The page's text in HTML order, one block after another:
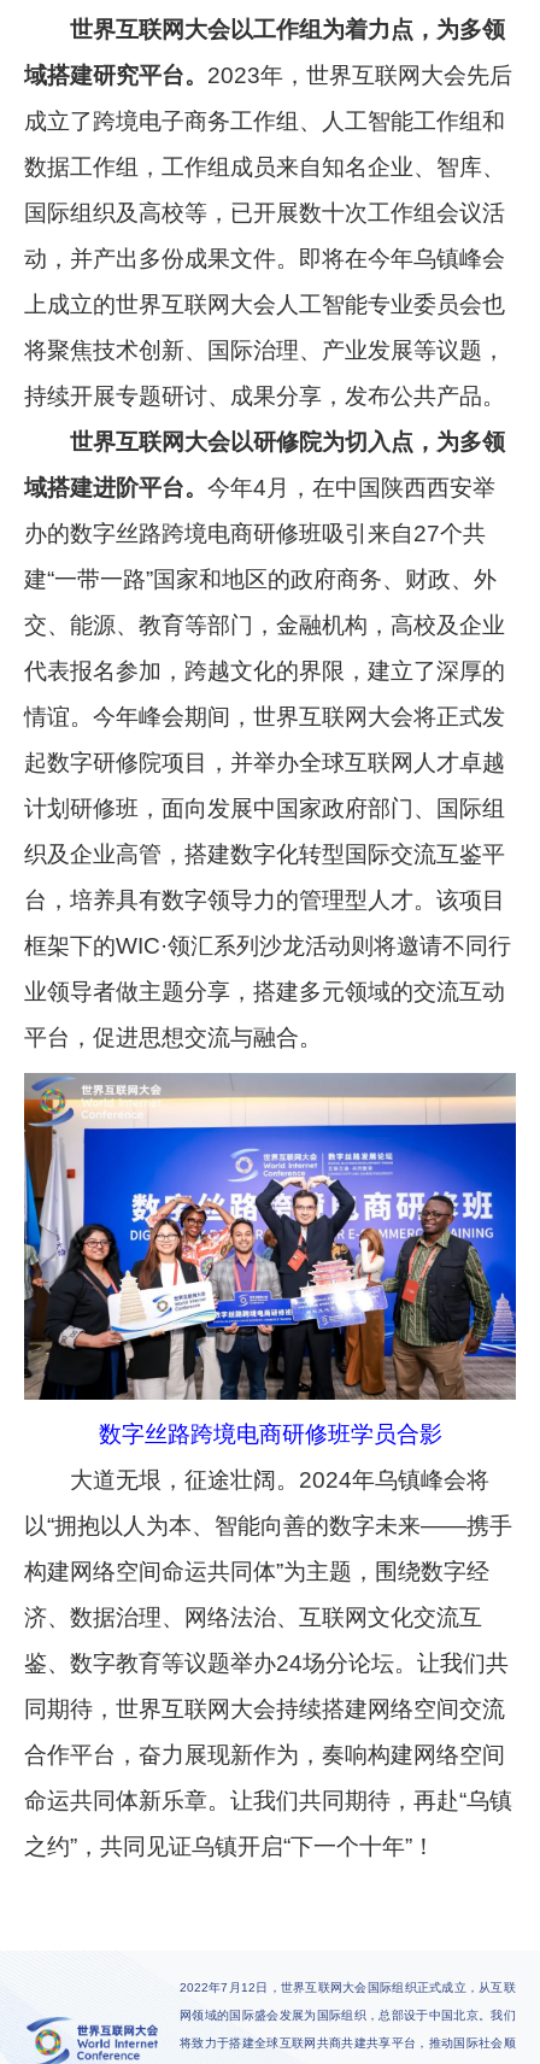
世界互联网大会以工作组为着力点，为多领
域搭建研究平台。 2023年，世界互联网大会先后
成立了跨境电子商务工作组、人工智能工作组和
数据工作组，工作组成员来自知名企业、智库、
国际组织及高校等，已开展数十次工作组会议活
动，并产出多份成果文件。即将在今年乌镇峰会
上成立的世界互联网大会人工智能专业委员会也
将聚焦技术创新、国际治理、产业发展等议题，
持续开展专题研讨、成果分享，发布公共产品。
世界互联网大会以研修院为切入点 ，为多领
域搭建进阶平台。今年4月，在中国陕西西安举
办的数字丝路跨境电商研修班吸引来自27个共
建“一带一路”国家和地区的政府商务、财政、外
交、能源、教育等部门，金融机构，高校及企业
代表报名参加，跨越文化的界限，建立了深厚的
情谊。今年峰会期间，世界互联网大会将正式发
起数字研修院项目，并举办全球互联网人才卓越
计划研修班，面向发展中国家政府部门、国际组
织及企业高管，搭建数字化转型国际交流互鉴平
台，培养具有数字领导力的管理型人才。该项目
框架下的WIC·领汇系列沙龙活动则将邀请不同行
业领导者做主题分享，搭建多元领域的交流互动
平台，促进思想交流与融合。
数字丝路跨境电商研修班学员合影
大道无垠，征途壮阔。2024年乌镇峰会将
以“拥抱以人为本、智能向善的数字未来——携手
构建网络空间命运共同体”为主题，围绕数字经
济、数据治理、网络法治、互联网文化交流互
鉴、数字教育等议题举办24场分论坛。让我们共
同期待，世界互联网大会持续搭建网络空间交流
合作平台，奋力展现新作为，奏响构建网络空间
命运共同体新乐章。让我们共同期待，再赴“乌镇
之约”，共同见证乌镇开启“下一个十年”！
2022年7月12日，世界互联网大会国际组织正式成立，从互联
网领域的国际盛会发展为国际组织，总部设于中国北京。我们
将致力于搭建全球互联网共商共建共享平台，推动国际社会顺